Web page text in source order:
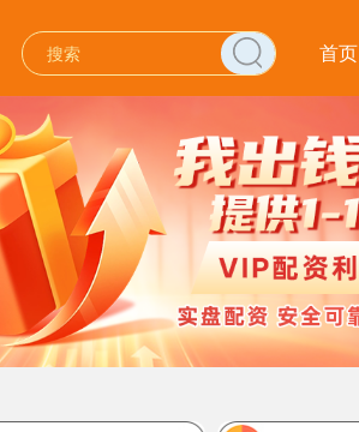
首页